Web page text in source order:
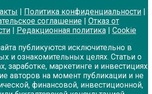
Политика конфиденциальности
соглашение| Отказ от
| Редакционная политика| Cookie
публикуются исключительно в
и ознакомительных целях. Статьи о
заработке, маркетинге и инвестициях
авторов на момент публикации и не
финансовой, инвестиционной,